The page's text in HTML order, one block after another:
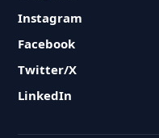
Instagram
Facebook
Twitter/X
LinkedIn